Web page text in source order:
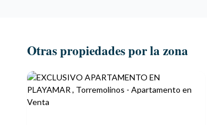
Otras propiedades por la zona